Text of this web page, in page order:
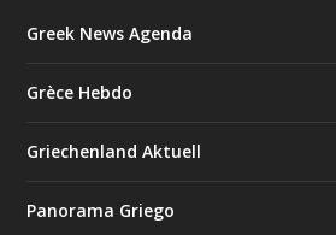
Greek News Agenda
Grèce Hebdo
Griechenland Aktuell
Panorama Griego